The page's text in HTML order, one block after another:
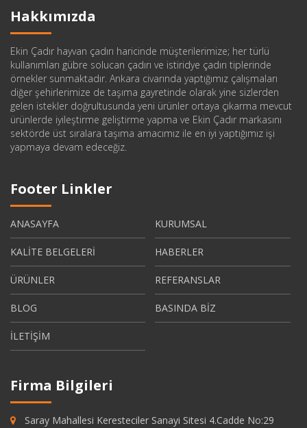
Hakkımızda
Ekin Çadır hayvan çadırı haricinde müşterilerimize; her türlü
kullanımları gübre solucan çadırı ve istiridye çadırı tiplerinde
örnekler sunmaktadır. Ankara civarında yaptığımız çalışmaları
diğer şehirlerimize de taşıma gayretinde olarak yine sizlerden
gelen istekler doğrultusunda yeni ürünler ortaya çıkarma mevcut
ürünlerde iyileştirme geliştirme yapma ve Ekin Çadır markasını
sektörde üst sıralara taşıma amacımız ile en iyi yaptığımız işi
yapmaya devam edeceğiz.
Footer Linkler
ANASAYFA KURUMSAL
KALİTE BELGELERİ HABERLER
ÜRÜNLER REFERANSLAR
BLOG BASINDA BİZ
İLETİŞİM
Firma Bilgileri
Saray Mahallesi Keresteciler Sanayi Sitesi 4.Cadde No:29